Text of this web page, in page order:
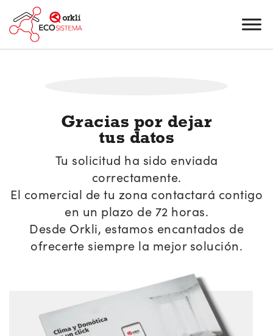
Gracias por dejar
tus datos
Tu solicitud ha sido enviada
correctamente.
El comercial de tu zona contactará contigo
en un plazo de 72 horas.
Desde Orkli, estamos encantados de
ofrecerte siempre la mejor solución.